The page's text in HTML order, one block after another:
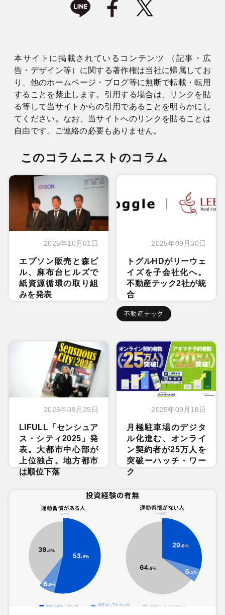
本サイトに掲載されているコンテンツ （記事・広
告・デザイン等）に関する著作権は当社に帰属してお
り、他のホームページ・ブログ等に無断で転載・転用
することを禁止します。引用する場合は、リンクを貼
る等して当サイトからの引用であることを明らかにし
てください。なお、当サイトへのリンクを貼ることは
自由です。ご連絡の必要もありません。
このコラムニストのコラム
2025年10月01日
エプソン販売と森ビ
ル、麻布台ヒルズで
紙資源循環の取り組
みを発表
2025年09月30日
トグルHDがリーウェ
イズを子会社化へ。
不動産テック2社が統
合
不動産テック
2025年09月25日
LIFULL「センシュア
ス・シティ2025」発
表。大都市中心部が
上位独占。地方都市
は順位下落
2025年09月18日
月極駐車場のデジタ
ル化進む、オンライ
ン契約者が25万人を
突破ーハッチ・ワー
ク